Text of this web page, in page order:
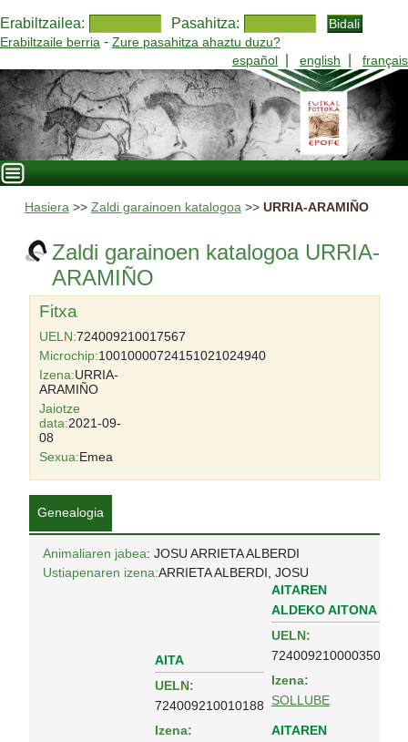
Erabiltzailea: Pasahitza:
Erabiltzaile berria - Zure pasahitza ahaztu duzu?
español
english français
Hasiera>> Zaldi garainoen katalogoa>> URRIA-ARAMIÑO
Zaldi garainoen katalogoa URRIA-
ARAMIÑO
Fitxa
UELN:724009210017567
Microchip:10010000724151021024940
Izena:URRIA-
ARAMIÑO
Jaiotze
data:2021-09-
08
Sexua:Emea
Genealogia
Animaliaren jabea: JOSU ARRIETA ALBERDI
Ustiapenaren izena:ARRIETA ALBERDI, JOSU
AITA
UELN:
724009210010188
Izena:
AITAREN
ALDEKO AITONA
UELN:
724009210000350
Izena:
SOLLUBE
AITAREN